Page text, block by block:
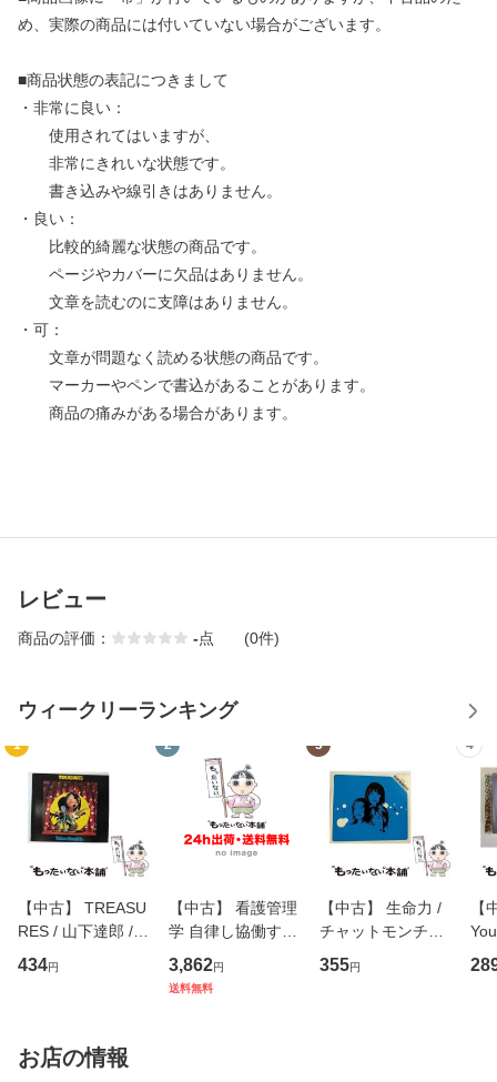
め、実際の商品には付いていない場合がございます。
■商品状態の表記につきまして
・非常に良い：
使用されてはいますが、
非常にきれいな状態です。
書き込みや線引きはありません。
・良い：
比較的綺麗な状態の商品です。
ページやカバーに欠品はありません。
文章を読むのに支障はありません。
・可：
文章が問題なく読める状態の商品です。
マーカーやペンで書込があることがあります。
商品の痛みがある場合があります。
レビュー
商品の評価： -点 (0件)
ウィークリーランキング
1
【中古】 TREASU
RES / 山下達郎 /
イーストウエス
ト・ジャパン [CD]
434円
2
【中古】 看護管理
学 自律し協働する
専門職の看護マネ
ジメントスキル 改
3,862円
送料無料
3
【中古】 生命力 /
チャットモンチー /
キューンレコード
[CD]【メール便送
355円
4
【
のが
お店の情報